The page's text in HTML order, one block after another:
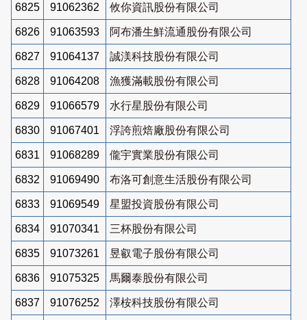
6825 91062362 攸你資訊股份有限公司
6826 91063593 阿布潘生鮮流通股份有限公司
6827 91064137 誠渼科技股份有限公司
6828 91064208 漁獲滿載股份有限公司
6829 91066579 水行星股份有限公司
6830 91067401 浮誇煎焙廠股份有限公司
6831 91068289 儱宇實業股份有限公司
6832 91069490 布洛可創意生活股份有限公司
6833 91069549 星盟投資股份有限公司
6834 91070341 三杯股份有限公司
6835 91073261 昱叡電子股份有限公司
6836 91075325 馬爾泰股份有限公司
6837 91076252 澤桉科技股份有限公司